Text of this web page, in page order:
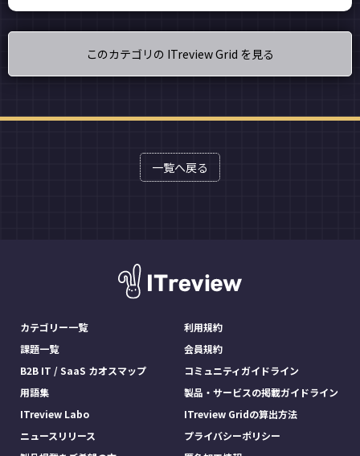
このカテゴリの ITreview Grid を見る
一覧へ戻る
カテゴリー一覧
課題一覧
B2B IT / SaaS カオスマップ
用語集
ITreview Labo
ニュースリリース
利用規約
会員規約
コミュニティガイドライン
製品・サービスの掲載ガイドライン
ITreview Gridの算出方法
プライバシーポリシー